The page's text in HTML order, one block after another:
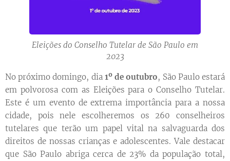
Eleições do Conselho Tutelar de São Paulo em
2023
No próximo domingo, dia 1º de outubro, São Paulo estará
em polvorosa com as Eleições para o Conselho Tutelar.
Este é um evento de extrema importância para a nossa
cidade, pois nele escolheremos os 260 conselheiros
tutelares que terão um papel vital na salvaguarda dos
direitos de nossas crianças e adolescentes. Vale destacar
que São Paulo abriga cerca de 23% da população total,